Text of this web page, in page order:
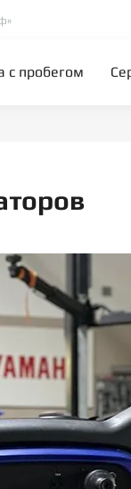
с пробегом